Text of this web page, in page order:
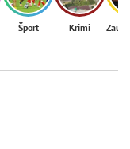
Šport Krimi